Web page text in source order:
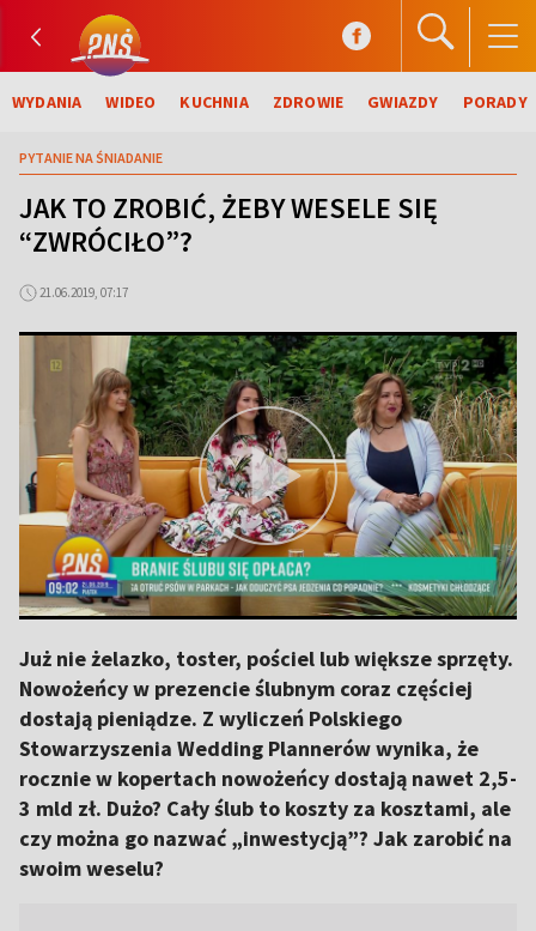
WYDANIA WIDEO KUCHNIA ZDROWIE GWIAZDY PORADY
PYTANIE NA ŚNIADANIE
JAK TO ZROBIĆ, ŻEBY WESELE SIĘ
“ZWRÓCIŁO”?
21.06.2019, 07:17
Już nie żelazko, toster, pościel lub większe sprzęty.
Nowożeńcy w prezencie ślubnym coraz częściej
dostają pieniądze. Z wyliczeń Polskiego
Stowarzyszenia Wedding Plannerów wynika, że
rocznie w kopertach nowożeńcy dostają nawet 2,5-
3 mld zł. Dużo? Cały ślub to koszty za kosztami, ale
czy można go nazwać „inwestycją”? Jak zarobić na
swoim weselu?